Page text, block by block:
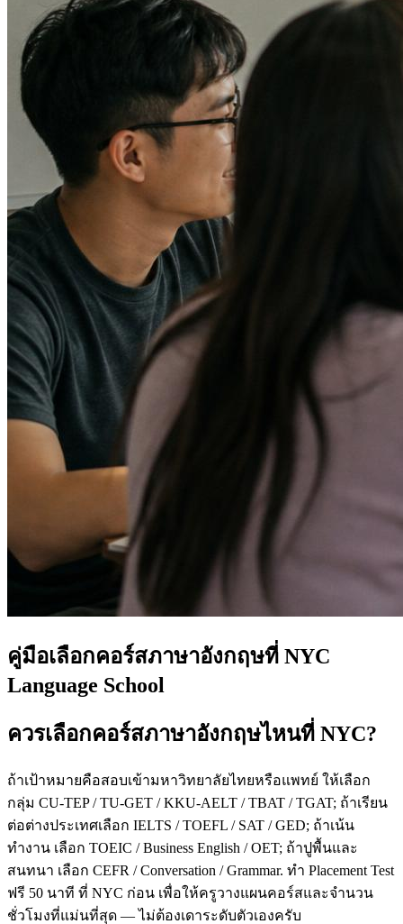
คู่มือเลือกคอร์สภาษาอังกฤษที่ NYC
Language School
ควรเลือกคอร์สภาษาอังกฤษไหนที่ NYC?
ถ้าเป้าหมายคือสอบเข้ามหาวิทยาลัยไทยหรือแพทย์ ให้เลือก
กลุ่ม CU-TEP / TU-GET / KKU-AELT / TBAT / TGAT; ถ้าเรียน
ต่อต่างประเทศเลือก IELTS / TOEFL / SAT / GED; ถ้าเน้น
ทำงาน เลือก TOEIC / Business English / OET; ถ้าปูพื้นและ
สนทนา เลือก CEFR / Conversation / Grammar. ทำ Placement Test
ฟรี 50 นาที ที่ NYC ก่อน เพื่อให้ครูวางแผนคอร์สและจำนวน
ชั่วโมงที่แม่นที่สุด — ไม่ต้องเดาระดับตัวเองครับ